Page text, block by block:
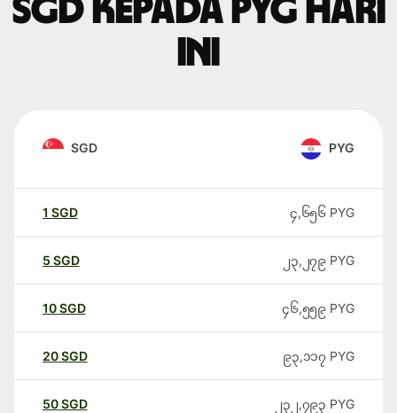
SGD kepada PYG hari
ini
SGD PYG
1 SGD ၄,၆၅၆ PYG
5 SGD ၂၃,၂၇၉ PYG
10SGD ၄၆,၅၅၉ PYG
20SGD ၉၃,၁၁၇ PYG
50SGD ၂၃၂,၇၉၃ PYG